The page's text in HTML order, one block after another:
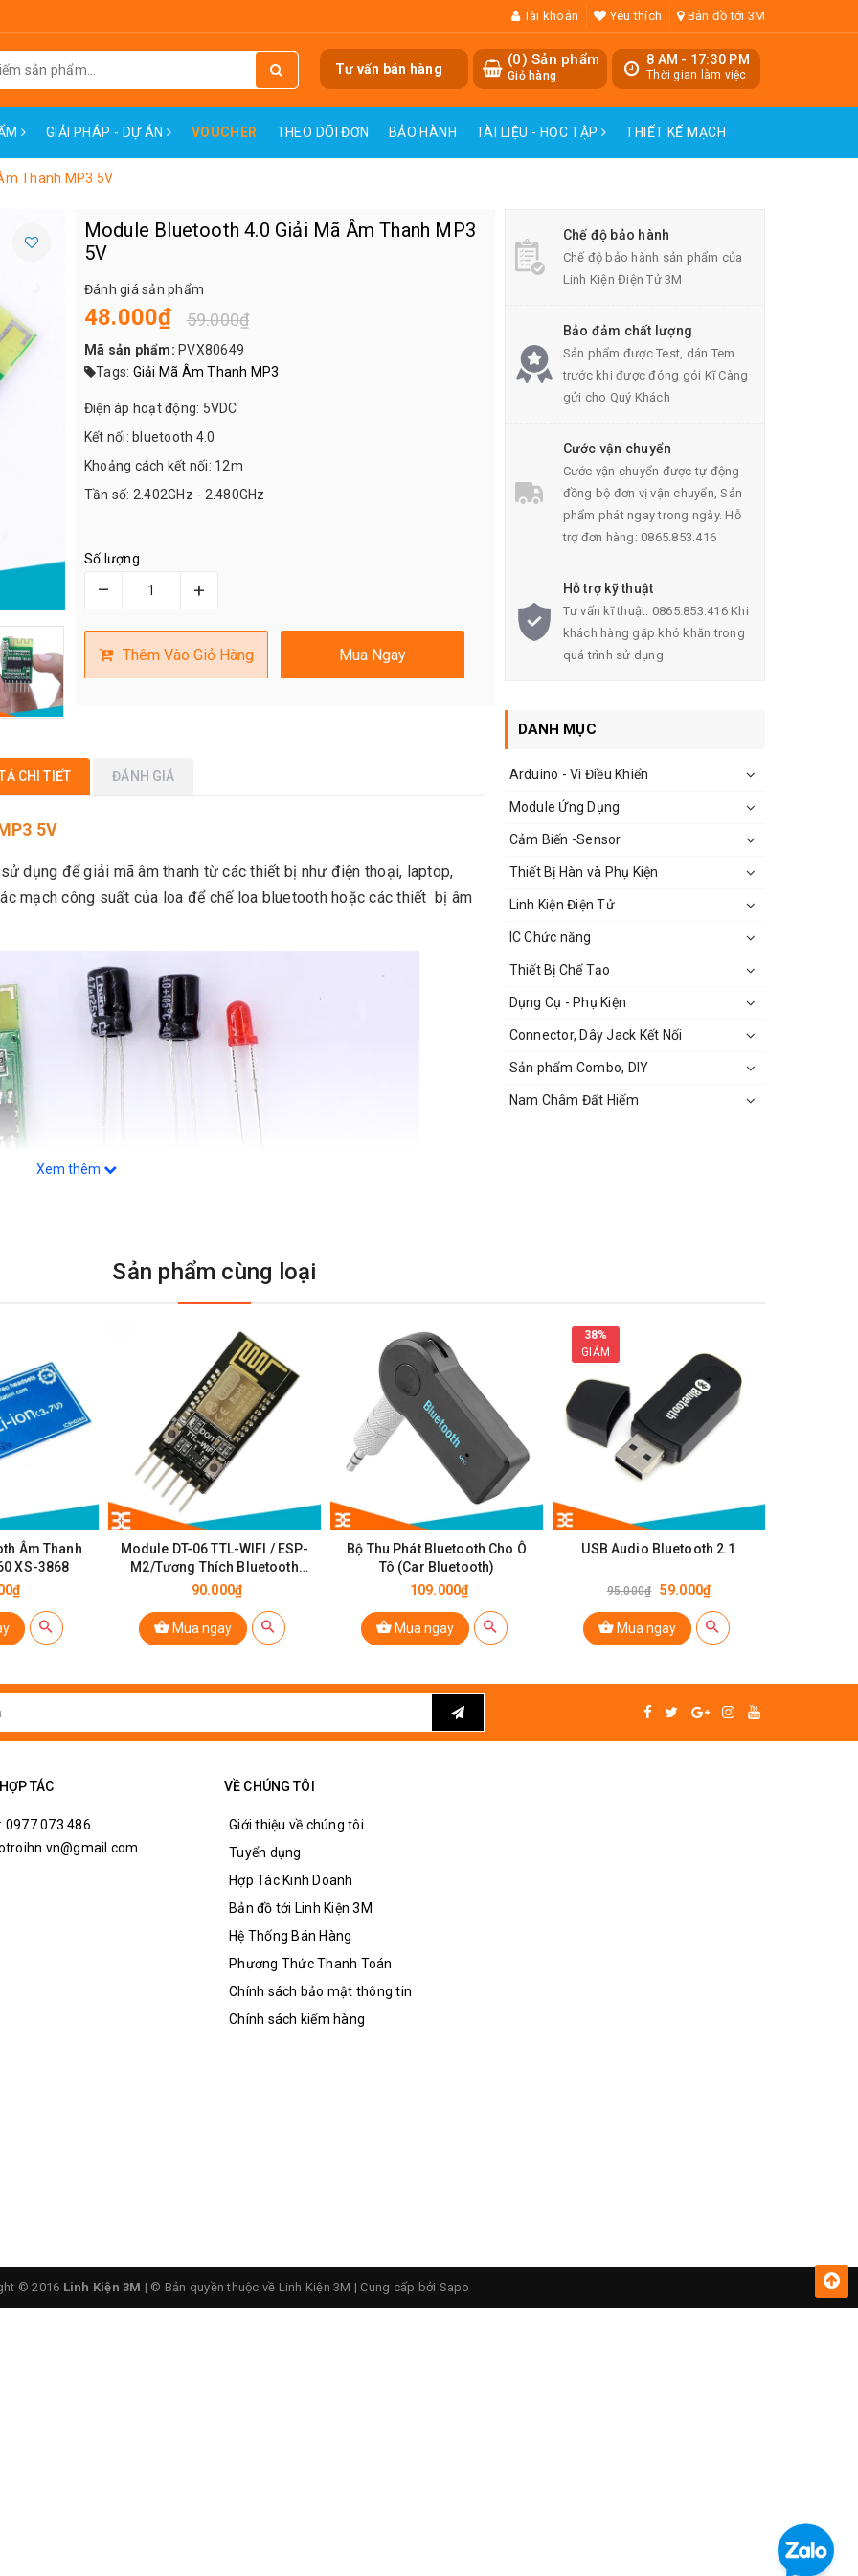
Tài khoản Yêu thích Bản đồ tới 3M
8 AM - 17:30 PM
Thời gian làm việc
(0) Sản phẩm
Giỏ hàng
Tư vấn bán hàng
GIẢI PHÁP - DỰ ÁN VOUCHER THEO DÕI ĐƠN BẢO HÀNH TÀI LIỆU - HỌC TẬP THIẾT KẾ MẠCH
Thanh MP3 5V
Module Bluetooth 4.0 Giải Mã Âm Thanh MP3
5V
Đánh giá sản phẩm
48.000₫ 59.000₫
Mã sản phẩm: PVX80649
Tags: Giải Mã Âm Thanh MP3
Điện áp hoạt động: 5VDC
Kết nối: bluetooth 4.0
Khoảng cách kết nối: 12m
Tần số: 2.402GHz - 2.480GHz
Số lượng
– +
Thêm Vào Giỏ Hàng Mua Ngay
CHI TIẾT ĐÁNH GIÁ
5V
sử dụng để giải mã âm thanh từ các thiết bị như điện thoại, laptop,
mạch công suất của loa để chế loa bluetooth hoặc các thiết bị âm
4.0 Giải MÃ Âm Thanh MP3 5V
Xem thêm
Chế độ bảo hành
Chế độ bảo hành sản phẩm của
Linh Kiện Điện Tử 3M
Bảo đảm chất lượng
Sản phẩm được Test, dán Tem
trước khi được đóng gói Kĩ Càng
gửi cho Quý Khách
Cước vận chuyển
Cước vận chuyển được tự động
đồng bộ đơn vị vận chuyển, Sản
phẩm phát ngay trong ngày. Hỗ
trợ đơn hàng: 0865.853.416
Hỗ trợ kỹ thuật
Tư vấn kĩ thuật: 0865.853.416 Khi
khách hàng gặp khó khăn trong
quá trình sử dụng
DANH MỤC
Arduino - Vi Điều Khiển
Module Ứng Dụng
Cảm Biến -Sensor
Thiết Bị Hàn và Phụ Kiện
Linh Kiện Điện Tử
IC Chức năng
Thiết Bị Chế Tạo
Dụng Cụ - Phụ Kiện
Connector, Dây Jack Kết Nối
Sản phẩm Combo, DIY
Nam Châm Đất Hiếm
Sản phẩm cùng loại
Âm Thanh
XS-3868
Module DT-06 TTL-WIFI / ESP-
M2/Tương Thích Bluetooth
HC06
90.000₫
Mua ngay
Bộ Thu Phát Bluetooth Cho Ô
Tô (Car Bluetooth)
109.000₫
Mua ngay
38%
GIẢM
USB Audio Bluetooth 2.1
95.000₫ 59.000₫
Mua ngay
TÁC
0977 073 486
VỀ CHÚNG TÔI
Giới thiệu về chúng tôi
Tuyển dụng
Hợp Tác Kinh Doanh
Bản đồ tới Linh Kiện 3M
Hệ Thống Bán Hàng
Phương Thức Thanh Toán
Chính sách bảo mật thông tin
Chính sách kiểm hàng
© 2016 Linh Kiện 3M | © Bản quyền thuộc về Linh Kiện 3M | Cung cấp bởi Sapo